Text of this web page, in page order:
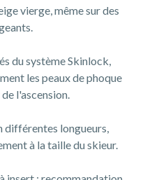
vierge, même sur des
du système Skinlock,
les peaux de phoque
l'ascension.
différentes longueurs,
à la taille du skieur.